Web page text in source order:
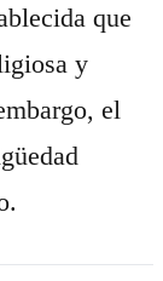
que
y
el